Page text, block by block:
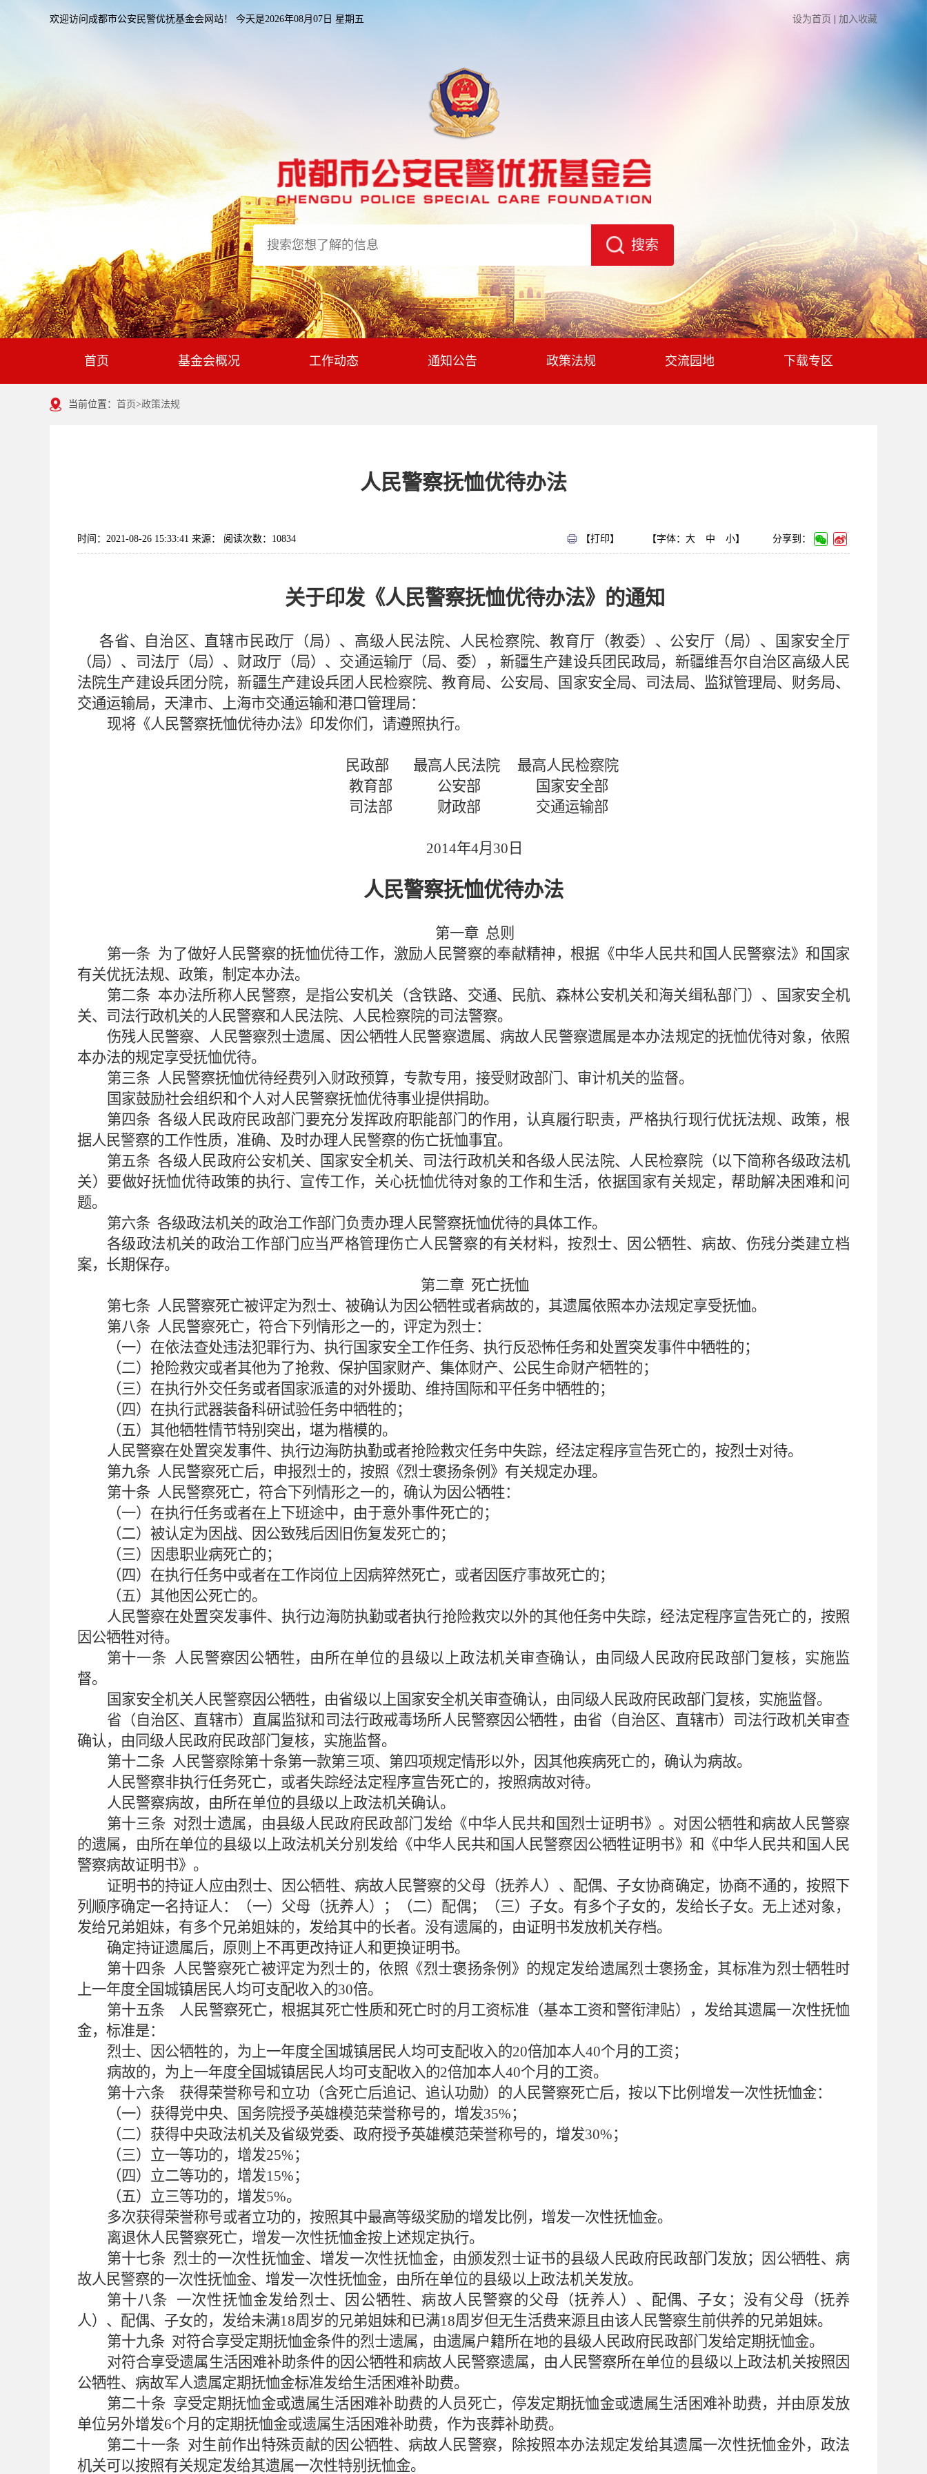
欢迎访问成都市公安民警优抚基金会网站！ 今天是2026年08月07日 星期五 设为首页 加入收藏
搜索
首页 基金会概况 工作动态 通知公告 政策法规 交流园地 下载专区
当前位置： 首页>政策法规
人民警察抚恤优待办法
时间：2021-08-26 15:33:41 来源： 阅读次数：10834 【打印】 【字体： 大 中 小】 分享到：
关于印发《人民警察抚恤优待办法》的通知
各省、自治区、直辖市民政厅（局）、高级人民法院、人民检察院、教育厅（教委）、公安厅（局）、国家安全厅
（局）、司法厅（局）、财政厅（局）、交通运输厅（局、委），新疆生产建设兵团民政局，新疆维吾尔自治区高级人民
法院生产建设兵团分院，新疆生产建设兵团人民检察院、教育局、公安局、国家安全局、司法局、监狱管理局、财务局、
交通运输局，天津市、上海市交通运输和港口管理局：
现将《人民警察抚恤优待办法》印发你们，请遵照执行。
民政部 最高人民法院
最高人民检察院
教育部
公安部
国家安全部
司法部
财政部 交通运输部
2014年4月 30 日
人民警察抚恤优待办法
第一章 总则
第一条 为了做好人民警察的抚恤优待工作，激励人民警察的奉献精神，根据《中华人民共和国人民警察法》和国家
有关优抚法规、政策，制定本办法。
第二条 本办法所称人民警察，是指公安机关（含铁路、交通、民航、森林公安机关和海关缉私部门）、国家安全机
关、司法行政机关的人民警察和人民法院、人民检察院的司法警察。
伤残人民警察、人民警察烈士遗属、因公牺牲人民警察遗属、病故人民警察遗属是本办法规定的抚恤优待对象，依照
本办法的规定享受抚恤优待。
第三条 人民警察抚恤优待经费列入财政预算，专款专用，接受财政部门、审计机关的监督。
国家鼓励社会组织和个人对人民警察抚恤优待事业提供捐助。
第四条 各级人民政府民政部门要充分发挥政府职能部门的作用，认真履行职责，严格执行现行优抚法规、政策，根
据人民警察的工作性质，准确、及时办理人民警察的伤亡抚恤事宜。
第五条 各级人民政府公安机关、国家安全机关、司法行政机关和各级人民法院、人民检察院（以下简称各级政法机
关）要做好抚恤优待政策的执行、宣传工作，关心抚恤优待对象的工作和生活，依据国家有关规定，帮助解决困难和问
题。
第六条 各级政法机关的政治工作部门负责办理人民警察抚恤优待的具体工作。
各级政法机关的政治工作部门应当严格管理伤亡人民警察的有关材料，按烈士、因公牺牲、病故、伤残分类建立档
案，长期保存。
第二章 死亡抚恤
第七条 人民警察死亡被评定为烈士、被确认为因公牺牲或者病故的，其遗属依照本办法规定享受抚恤。
第八条 人民警察死亡，符合下列情形之一的，评定为烈士：
（一）在依法查处违法犯罪行为、执行国家安全工作任务、执行反恐怖任务和处置突发事件中牺牲的；
（二）抢险救灾或者其他为了抢救、保护国家财产、集体财产、公民生命财产牺牲的；
（三）在执行外交任务或者国家派遣的对外援助、维持国际和平任务中牺牲的；
（四）在执行武器装备科研试验任务中牺牲的；
（五）其他牺牲情节特别突出，堪为楷模的。
人民警察在处置突发事件、执行边海防执勤或者抢险救灾任务中失踪，经法定程序宣告死亡的，按烈士对待。
第九条 人民警察死亡后，申报烈士的，按照《烈士褒扬条例》有关规定办理。
第十条 人民警察死亡，符合下列情形之一的，确认为因公牺牲：
（一）在执行任务或者在上下班途中，由于意外事件死亡的；
（二）被认定为因战、因公致残后因旧伤复发死亡的；
（三）因患职业病死亡的；
（四）在执行任务中或者在工作岗位上因病猝然死亡，或者因医疗事故死亡的；
（五）其他因公死亡的。
人民警察在处置突发事件、执行边海防执勤或者执行抢险救灾以外的其他任务中失踪，经法定程序宣告死亡的，按照
因公牺牲对待。
第十一条 人民警察因公牺牲，由所在单位的县级以上政法机关审查确认，由同级人民政府民政部门复核，实施监
督。
国家安全机关人民警察因公牺牲，由省级以上国家安全机关审查确认，由同级人民政府民政部门复核，实施监督。
省（自治区、直辖市）直属监狱和司法行政戒毒场所人民警察因公牺牲，由省（自治区、直辖市）司法行政机关审查
确认，由同级人民政府民政部门复核，实施监督。
第十二条 人民警察除第十条第一款第三项、第四项规定情形以外，因其他疾病死亡的，确认为病故。
人民警察非执行任务死亡，或者失踪经法定程序宣告死亡的，按照病故对待。
人民警察病故，由所在单位的县级以上政法机关确认。
第十三条 对烈士遗属，由县级人民政府民政部门发给《中华人民共和国烈士证明书》。对因公牺牲和病故人民警察
的遗属，由所在单位的县级以上政法机关分别发给《中华人民共和国人民警察因公牺牲证明书》和《中华人民共和国人民
警察病故证明书》。
证明书的持证人应由烈士、因公牺牲、病故人民警察的父母（抚养人）、配偶、子女协商确定，协商不通的，按照下
列顺序确定一名持证人：（一）父母（抚养人）；（二）配偶；（三）子女。有多个子女的，发给长子女。无上述对象，
发给兄弟姐妹，有多个兄弟姐妹的，发给其中的长者。没有遗属的，由证明书发放机关存档。
确定持证遗属后，原则上不再更改持证人和更换证明书。
第十四条 人民警察死亡被评定为烈士的，依照《烈士褒扬条例》的规定发给遗属烈士褒扬金，其标准为烈士牺牲时
上一年度全国城镇居民人均可支配收入的30倍。
第十五条 人民警察死亡，根据其死亡性质和死亡时的月工资标准（基本工资和警衔津贴），发给其遗属一次性抚恤
金，标准是：
烈士、因公牺牲的，为上一年度全国城镇居民人均可支配收入的20倍加本人40个月的工资；
病故的，为上一年度全国城镇居民人均可支配收入的2倍加本人40个月的工资。
第十六条 获得荣誉称号和立功（含死亡后追记、追认功勋）的人民警察死亡后，按以下比例增发一次性抚恤金：
（一）获得党中央、国务院授予英雄模范荣誉称号的，增发35%；
（二）获得中央政法机关及省级党委、政府授予英雄模范荣誉称号的，增发30%；
（三）立一等功的，增发25%；
（四）立二等功的，增发15%；
（五）立三等功的，增发5%。
多次获得荣誉称号或者立功的，按照其中最高等级奖励的增发比例，增发一次性抚恤金。
离退休人民警察死亡，增发一次性抚恤金按上述规定执行。
第十七条 烈士的一次性抚恤金、增发一次性抚恤金，由颁发烈士证书的县级人民政府民政部门发放；因公牺牲、病
故人民警察的一次性抚恤金、增发一次性抚恤金，由所在单位的县级以上政法机关发放。
第十八条
一次性抚恤金发给烈士、因公牺牲、病故人民警察的父母（抚养人）、配偶、子女；没有父母（抚养
人）、配偶、子女的，发给未满18周岁的兄弟姐妹和已满18周岁但无生活费来源且由该人民警察生前供养的兄弟姐妹。
第十九条 对符合享受定期抚恤金条件的烈士遗属，由遗属户籍所在地的县级人民政府民政部门发给定期抚恤金。
对符合享受遗属生活困难补助条件的因公牺牲和病故人民警察遗属，由人民警察所在单位的县级以上政法机关按照因
公牺牲、病故军人遗属定期抚恤金标准发给生活困难补助费。
第二十条 享受定期抚恤金或遗属生活困难补助费的人员死亡，停发定期抚恤金或遗属生活困难补助费，并由原发放
单位另外增发6个月的定期抚恤金或遗属生活困难补助费，作为丧葬补助费。
第二十一条 对生前作出特殊贡献的因公牺牲、病故人民警察，除按照本办法规定发给其遗属一次性抚恤金外，政法
机关可以按照有关规定发给其遗属一次性特别抚恤金。